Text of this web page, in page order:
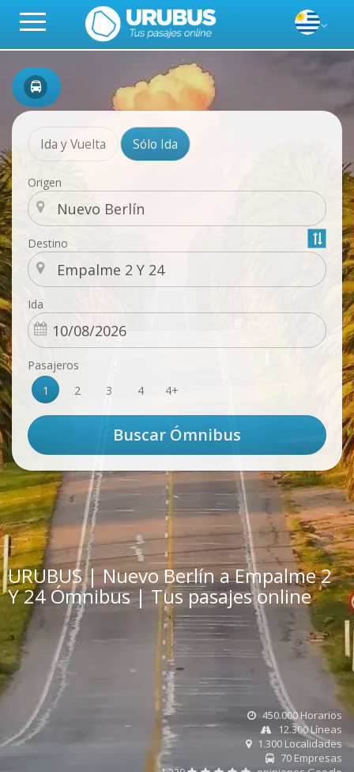
Ida y Vuelta Sólo Ida
Origen
Destino
Ida
Pasajeros
1
2 3 4 4+
URUBUS | Nuevo Berlín a Empalme 2
Y 24 Ómnibus | Tus pasajes online
450.000 Horarios
12.300 Líneas
1.300 Localidades
70 Empresas